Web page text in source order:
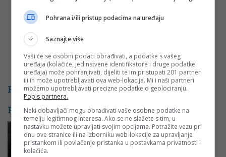
PROMO
POVEZANE VIJESTI
Kilometarske kolone na granicama
BiH: Najveće gužve na izlazu iz
zemlje, čeka se satima
Pohrana i/ili pristup podacima na uređaju
Saznajte više
Vaši će se osobni podaci obrađivati, a podatke s vašeg
uređaja (kolačiće, jedinstvene identifikatore i druge podatke
uređaja) može pohranjivati, dijeliti te im pristupati 201 partner
ili ih može upotrebljavati ova web-lokacija. Mi i naši partneri
možemo upotrebljavati precizne podatke o geolociranju.
Popis partnera.
Neki dobavljači mogu obrađivati vaše osobne podatke na
temelju legitimnog interesa. Ako se ne slažete s tim, u
nastavku možete upravljati svojim opcijama. Potražite vezu pri
dnu ove stranice ili na izborniku web-lokacije za upravljanje
pristankom ili povlačenje pristanka u postavkama privatnosti i
kolačića.